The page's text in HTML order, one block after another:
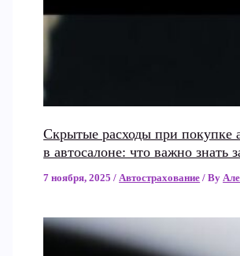
Скрытые расходы при покупке
в автосалоне: что важно знать
7 ноября, 2025/ Автострахование / By